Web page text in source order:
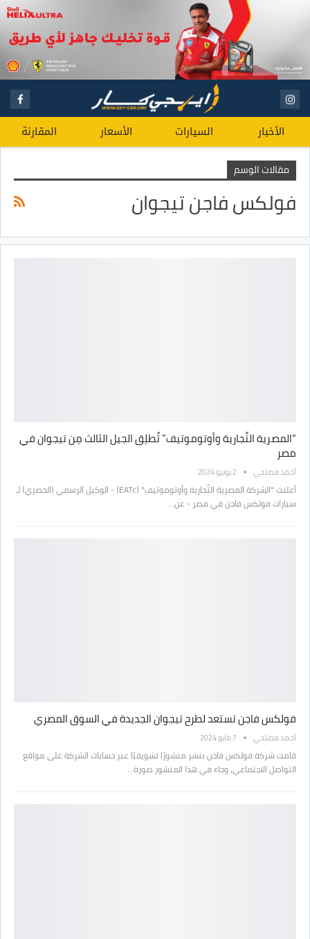
الأخبار السيارات الأسعار المقارنة
مقالات الوسم
فولكس فاجن تيجوان
“المصرية التِّجارية وأوتوموتيف” تُطلِق الجيل الثالث مِن تيجوان في
مصر
أحمد مصلحي 2 يونيو 2024
أعلنت "الشركة المصرية التِّجارية وأوتوموتيف" (EATc) - الوكيل الرسمي (الحصري) لـ
سيارات فولكس فاجن في مصر - عن…
فولكس فاجن تستعد لطرح تيجوان الجديدة في السوق المصري
أحمد مصلحي 7 مايو 2024
قامت شركة فولكس فاجن بنشر منشورًا تشويقيًا عبر حسابات الشركة على مواقع
التواصل الاجتماعي، وجاء في هذا المنشور صورة…